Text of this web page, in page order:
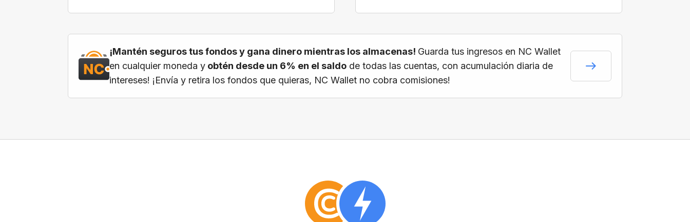
¡Mantén seguros tus fondos y gana dinero mientras los almacenas! Guarda tus ingresos en NC Wallet
en cualquier moneda y obtén desde un 6% en el saldo de todas las cuentas, con acumulación diaria de
intereses! ¡Envía y retira los fondos que quieras, NC Wallet no cobra comisiones!